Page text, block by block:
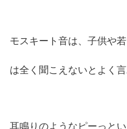
モスキート音は、子供や
は全く聞こえないとよく
耳鳴りのようなピーっと